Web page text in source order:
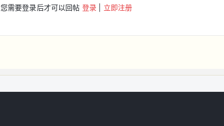
您需要登录后才可以回帖 登录 立即注册